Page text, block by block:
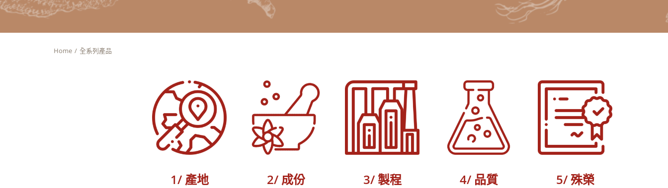
Home 全系列產品
1/ 產地 2/ 成份 3/ 製程 4/ 品質 5/ 殊榮